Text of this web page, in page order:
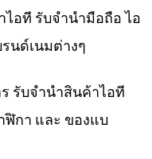
อที รับจำนำมือถือ ไอ
นด์เนมต่างๆ
รับจำนำสินค้าไอที
กา และ ของแบ